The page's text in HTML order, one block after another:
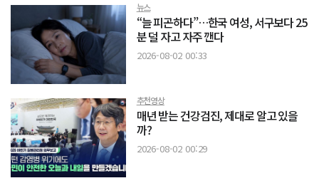
뉴스
“늘 피곤하다”…한국 여성, 서구보다 25
분 덜 자고 자주 깬다
2026-08-02 00:33
추천영상
매년 받는 건강검진, 제대로 알고 있을
까?
2026-08-02 00:29